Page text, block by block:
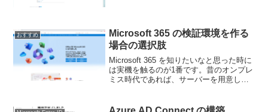
おすすめ
Microsoft 365 の検証環境を作る
場合の選択肢
Microsoft 365 を知りたいなと思った時に
は実機を触るのが1番です。昔のオンプレ
ミス時代であれば、サーバーを用意して
環境設備から使えるようにするまでにす